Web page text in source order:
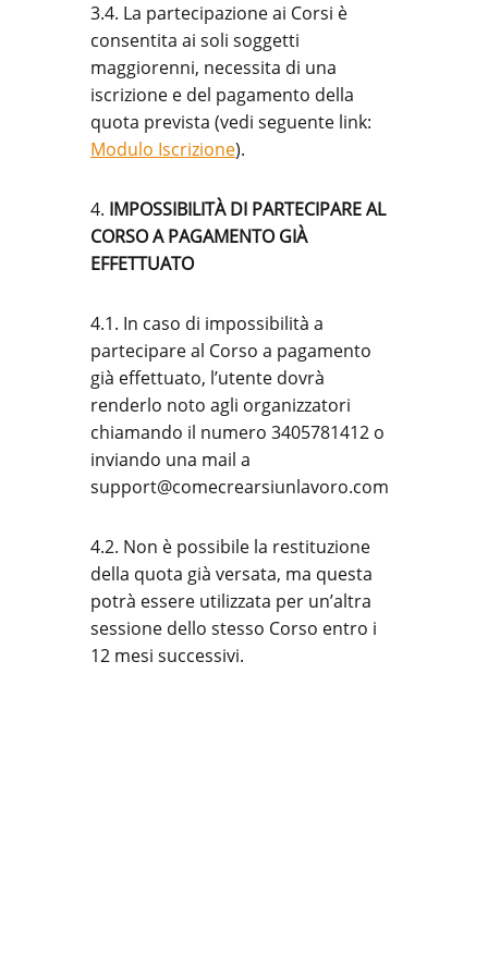
3.4. La partecipazione ai Corsi è
consentita ai soli soggetti
maggiorenni, necessita di una
iscrizione e del pagamento della
quota prevista (vedi seguente link:
Modulo Iscrizione).
4. IMPOSSIBILITÀ DI PARTECIPARE AL
CORSO A PAGAMENTO GIÀ
EFFETTUATO
4.1. In caso di impossibilità a
partecipare al Corso a pagamento
già effettuato, l’utente dovrà
renderlo noto agli organizzatori
chiamando il numero 3405781412 o
inviando una mail a
support@comecrearsiunlavoro.com
4.2. Non è possibile la restituzione
della quota già versata, ma questa
potrà essere utilizzata per un’altra
sessione dello stesso Corso entro i
12 mesi successivi.